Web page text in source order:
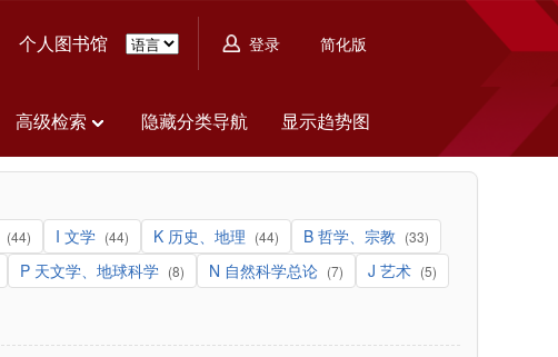
个人图书馆 登录 简化版
高级检索 隐藏分类导航 显示趋势图
(44) I 文学 (44) K 历史、地理 (44) B 哲学、宗教 (33)
P 天文学、地球科学 (8) N 自然科学总论 (7) J 艺术 (5)